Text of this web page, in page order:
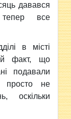
давався
все
в місті
факт, що
подавали
просто не
оскільки